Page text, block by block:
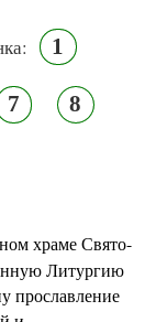
1
7 8
храме Свято-
Литургию
прославление